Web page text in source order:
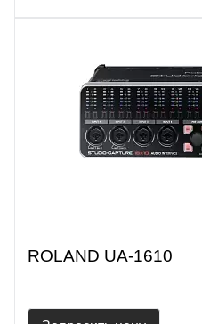
ROLAND UA-1610